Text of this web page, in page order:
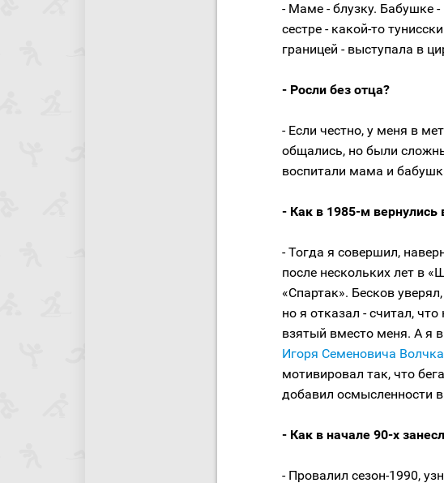
- Маме - блузку. Бабушке
сестре - какой-то
границей - выступала в
- Росли без отца?
- Если честно, у меня в
общались, но были
воспитали мама и
- Как в 1985-м вернулись
- Тогда я совершил,
после нескольких лет в
«Спартак». Бесков
но я отказал - считал,
взятый вместо меня. А я
Игоря Семеновича Волчка
мотивировал так, что
добавил осмысленности в
- Как в начале 90-х
- Провалил сезон-1990,